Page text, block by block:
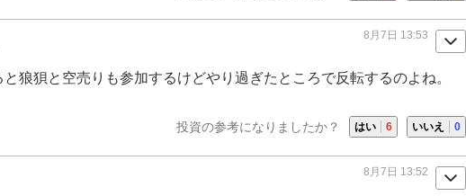
8月7日 13:53
狼狽と空売りも参加するけどやり過ぎたところで反転するのよね。
投資の参考になりましたか？ はい 6 いいえ 0
8月7日 13:52